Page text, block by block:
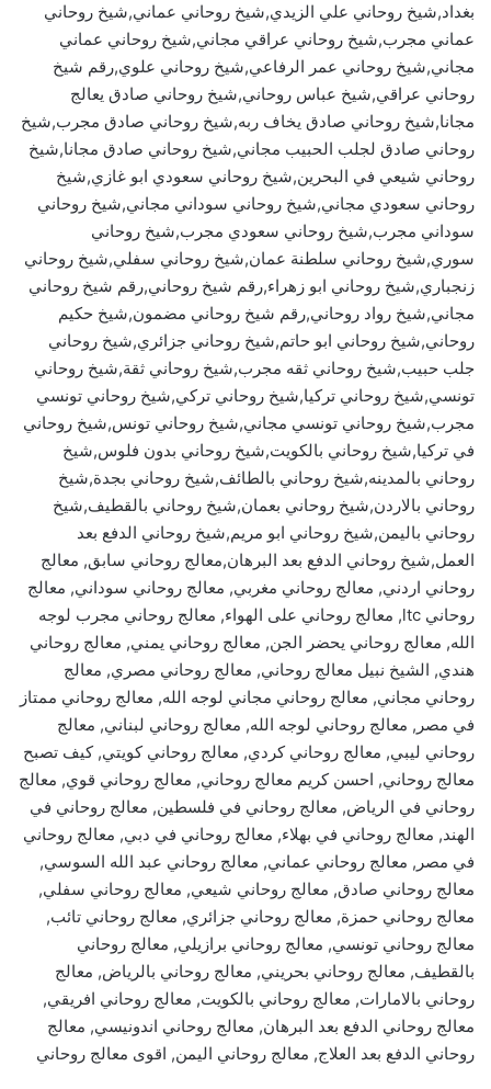
بغداد,شيخ روحاني علي الزيدي,شيخ روحاني عماني,شيخ روحاني
عماني مجرب,شيخ روحاني عراقي مجاني,شيخ روحاني عماني
مجاني,شيخ روحاني عمر الرفاعي,شيخ روحاني علوي,رقم شيخ
روحاني عراقي,شيخ عباس روحاني,شيخ روحاني صادق يعالج
مجانا,شيخ روحاني صادق يخاف ربه,شيخ روحاني صادق مجرب,شيخ
روحاني صادق لجلب الحبيب مجاني,شيخ روحاني صادق مجانا,شيخ
روحاني شيعي في البحرين,شيخ روحاني سعودي ابو غازي,شيخ
روحاني سعودي مجاني,شيخ روحاني سوداني مجاني,شيخ روحاني
سوداني مجرب,شيخ روحاني سعودي مجرب,شيخ روحاني
سوري,شيخ روحاني سلطنة عمان,شيخ روحاني سفلي,شيخ روحاني
زنجباري,شيخ روحاني ابو زهراء,رقم شيخ روحاني,رقم شيخ روحاني
مجاني,شيخ رواد روحاني,رقم شيخ روحاني مضمون,شيخ حكيم
روحاني,شيخ روحاني ابو حاتم,شيخ روحاني جزائري,شيخ روحاني
جلب حبيب,شيخ روحاني ثقه مجرب,شيخ روحاني ثقة,شيخ روحاني
تونسي,شيخ روحاني تركيا,شيخ روحاني تركي,شيخ روحاني تونسي
مجرب,شيخ روحاني تونسي مجاني,شيخ روحاني تونس,شيخ روحاني
في تركيا,شيخ روحاني بالكويت,شيخ روحاني بدون فلوس,شيخ
روحاني بالمدينه,شيخ روحاني بالطائف,شيخ روحاني بجدة,شيخ
روحاني بالاردن,شيخ روحاني بعمان,شيخ روحاني بالقطيف,شيخ
روحاني باليمن,شيخ روحاني ابو مريم,شيخ روحاني الدفع بعد
العمل,شيخ روحاني الدفع بعد البرهان,معالج روحاني سابق, معالج
روحاني اردني, معالج روحاني مغربي, معالج روحاني سوداني, معالج
روحاني ltc, معالج روحاني على الهواء, معالج روحاني مجرب لوجه
الله, معالج روحاني يحضر الجن, معالج روحاني يمني, معالج روحاني
هندي, الشيخ نبيل معالج روحاني, معالج روحاني مصري, معالج
روحاني مجاني, معالج روحاني مجاني لوجه الله, معالج روحاني ممتاز
في مصر, معالج روحاني لوجه الله, معالج روحاني لبناني, معالج
روحاني ليبي, معالج روحاني كردي, معالج روحاني كويتي, كيف تصبح
معالج روحاني, احسن كريم معالج روحاني, معالج روحاني قوي, معالج
روحاني في الرياض, معالج روحاني في فلسطين, معالج روحاني في
الهند, معالج روحاني في بهلاء, معالج روحاني في دبي, معالج روحاني
في مصر, معالج روحاني عماني, معالج روحاني عبد الله السوسي,
معالج روحاني صادق, معالج روحاني شيعي, معالج روحاني سفلي,
معالج روحاني حمزة, معالج روحاني جزائري, معالج روحاني تائب,
معالج روحاني تونسي, معالج روحاني برازيلي, معالج روحاني
بالقطيف, معالج روحاني بحريني, معالج روحاني بالرياض, معالج
روحاني بالامارات, معالج روحاني بالكويت, معالج روحاني افريقي,
معالج روحاني الدفع بعد البرهان, معالج روحاني اندونيسي, معالج
روحاني الدفع بعد العلاج, معالج روحاني اليمن, اقوى معالج روحاني